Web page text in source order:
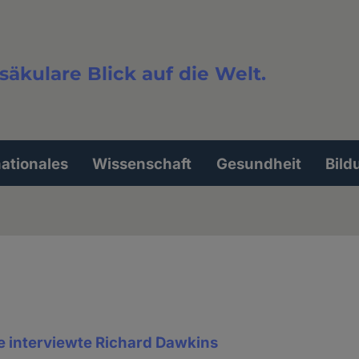
Blick auf die Welt.
Wissenschaft Gesundheit
interviewte Richard Dawkins